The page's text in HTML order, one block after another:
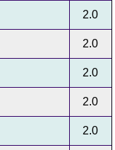
2.0
2.0
2.0
2.0
2.0